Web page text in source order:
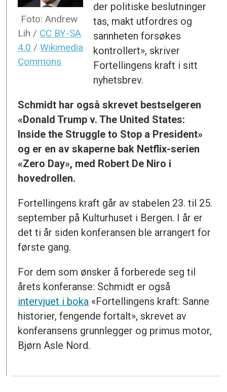
Foto: Andrew
Lih / CC BY-SA
4.0 /Wikimedia
Commons
der politiske beslutninger
tas, makt utfordres og
sannheten forsøkes
kontrollert», skriver
Fortellingens kraft i sitt
nyhetsbrev.
Schmidt har også skrevet bestselgeren
«Donald Trump v. The United States:
Inside the Struggle to Stop a President»
og er en av skaperne bak Netflix-serien
«Zero Day», med Robert De Niro i
hovedrollen.
Fortellingens kraft går av stabelen 23. til 25.
september på Kulturhuset i Bergen. I år er
det ti år siden konferansen ble arrangert for
første gang.
For dem som ønsker å forberede seg til
årets konferanse: Schmidt er også
intervjuet i boka «Fortellingens kraft: Sanne
historier, fengende fortalt», skrevet av
konferansens grunnlegger og primus motor,
Bjørn Asle Nord.